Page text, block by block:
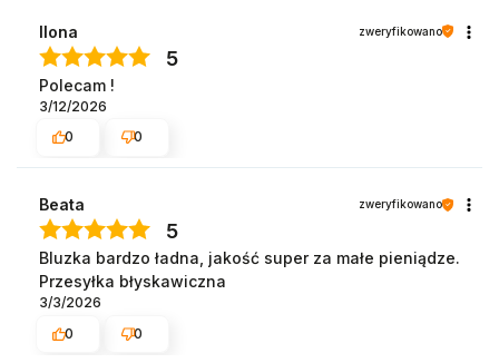
Ilona zweryfikowano
5
Polecam !
3/12/2026
0
0
Beata zweryfikowano
5
Bluzka bardzo ładna, jakość super za małe pieniądze.
Przesyłka błyskawiczna
3/3/2026
0
0